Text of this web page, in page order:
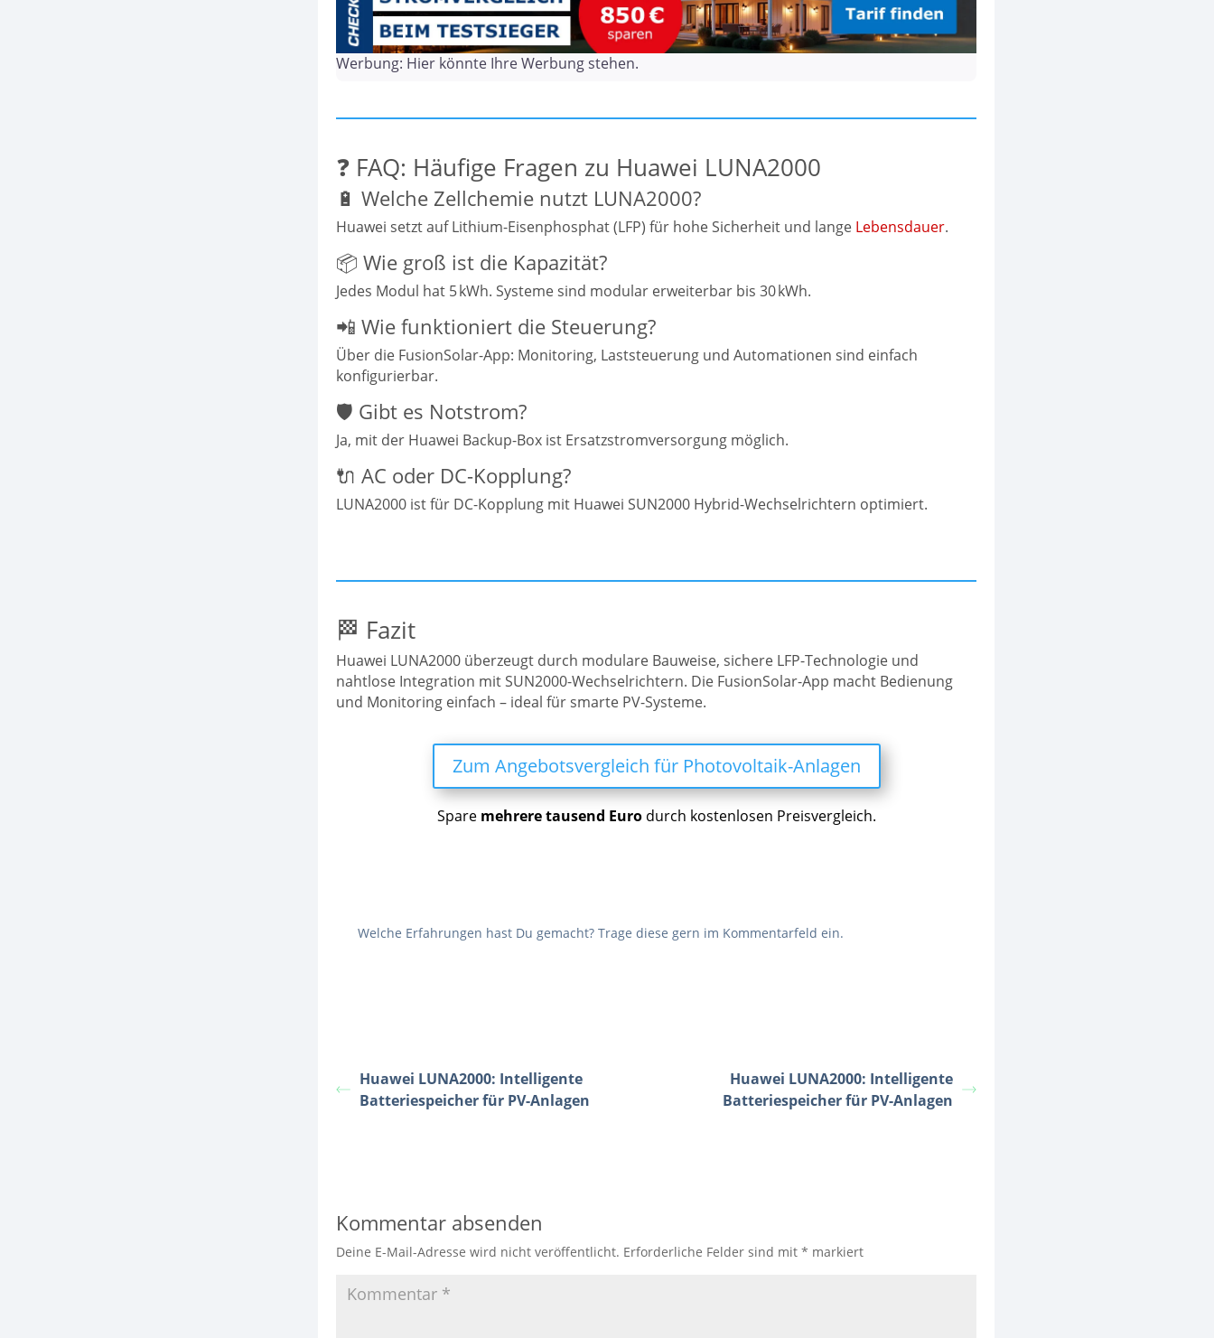
Werbung: Hier könnte Ihre Werbung stehen.
❓ FAQ: Häufige Fragen zu Huawei LUNA2000
🔋 Welche Zellchemie nutzt LUNA2000?
Huawei setzt auf Lithium-Eisenphosphat (LFP) für hohe Sicherheit und lange Lebensdauer.
📦 Wie groß ist die Kapazität?
Jedes Modul hat 5 kWh. Systeme sind modular erweiterbar bis 30 kWh.
📲 Wie funktioniert die Steuerung?
Über die FusionSolar-App: Monitoring, Laststeuerung und Automationen sind einfach
konfigurierbar.
🛡️ Gibt es Notstrom?
Ja, mit der Huawei Backup-Box ist Ersatzstromversorgung möglich.
🔌 AC oder DC-Kopplung?
LUNA2000 ist für DC-Kopplung mit Huawei SUN2000 Hybrid-Wechselrichtern optimiert.
🏁 Fazit
Huawei LUNA2000 überzeugt durch modulare Bauweise, sichere LFP-Technologie und
nahtlose Integration mit SUN2000-Wechselrichtern. Die FusionSolar-App macht Bedienung
und Monitoring einfach – ideal für smarte PV-Systeme.
Zum Angebotsvergleich für Photovoltaik-Anlagen
Spare mehrere tausend Eurodurch kostenlosen Preisvergleich.
Welche Erfahrungen hast Du gemacht? Trage diese gern im Kommentarfeld ein.
Huawei LUNA2000: Intelligente
Batteriespeicher für PV-Anlagen
Huawei LUNA2000: Intelligente
Batteriespeicher für PV-Anlagen
Kommentar absenden
Deine E-Mail-Adresse wird nicht veröffentlicht. Erforderliche Felder sind mit* markiert